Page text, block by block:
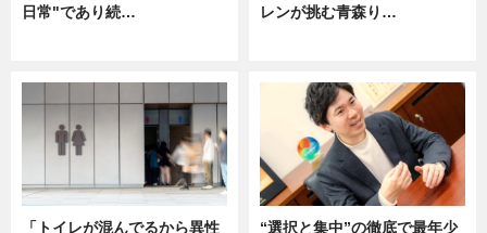
日常"であり続…
レンが挑む青森り…
「トイレが混んでるから異性 “選択と集中”の徹底で最年少